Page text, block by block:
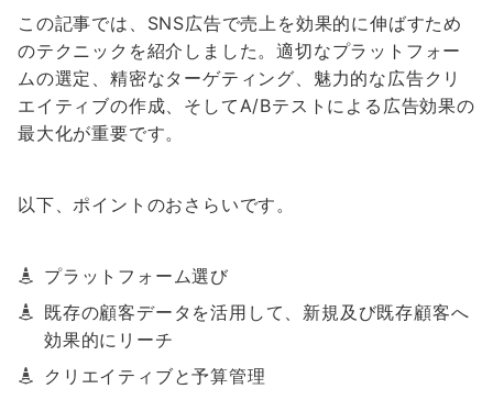
この記事では、SNS広告で売上を効果的に伸ばすため
のテクニックを紹介しました。適切なプラットフォー
ムの選定、精密なターゲティング、魅力的な広告クリ
エイティブの作成、そしてA/Bテストによる広告効果の
最大化が重要です。
以下、ポイントのおさらいです。
プラットフォーム選び
既存の顧客データを活用して、新規及び既存顧客へ
効果的にリーチ
クリエイティブと予算管理